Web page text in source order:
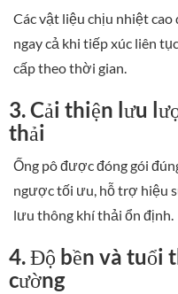
Các vật liệu chịu nhiệt
ngay cả khi tiếp xúc liên
cấp theo thời gian.
3. Cải thiện lưu
thải
Ống pô được đóng gói
ngược tối ưu, hỗ trợ hiệu
lưu thông khí thải ổn định.
4. Độ bền và tuổi
cường